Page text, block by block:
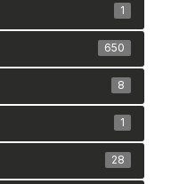
1
650
8
1
28